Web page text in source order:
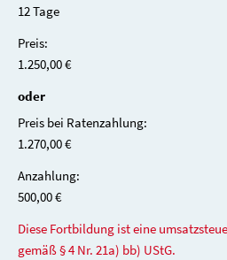
12 Tage
Preis:
1.250,00 €
oder
Preis bei Ratenzahlung:
1.270,00 €
Anzahlung:
500,00 €
Diese Fortbildung ist eine
gemäß § 4 Nr. 21a) bb) UStG.